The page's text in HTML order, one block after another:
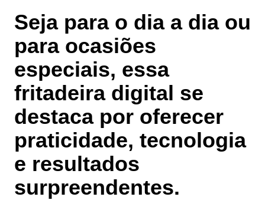
Seja para o dia a dia ou
para ocasiões
especiais, essa
fritadeira digital se
destaca por oferecer
praticidade, tecnologia
e resultados
surpreendentes.